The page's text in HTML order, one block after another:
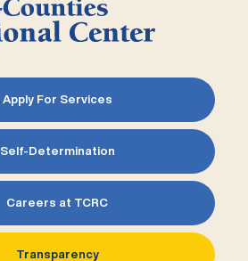
Apply For Services
Self-Determination
Careers at TCRC
Transparency